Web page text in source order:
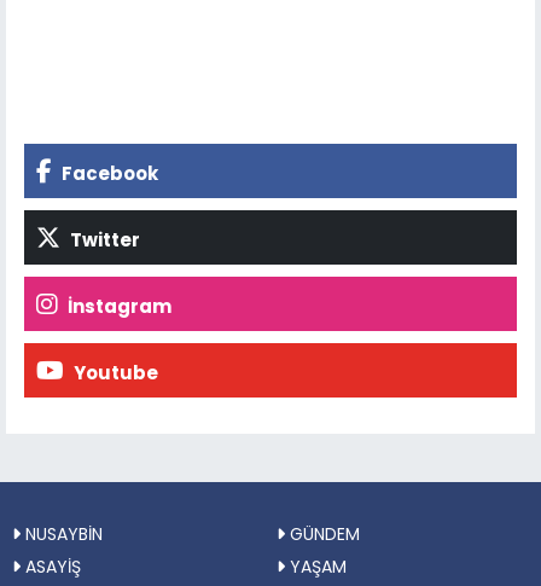
Facebook
Twitter
İnstagram
Youtube
NUSAYBİN
GÜNDEM
ASAYİŞ
YAŞAM